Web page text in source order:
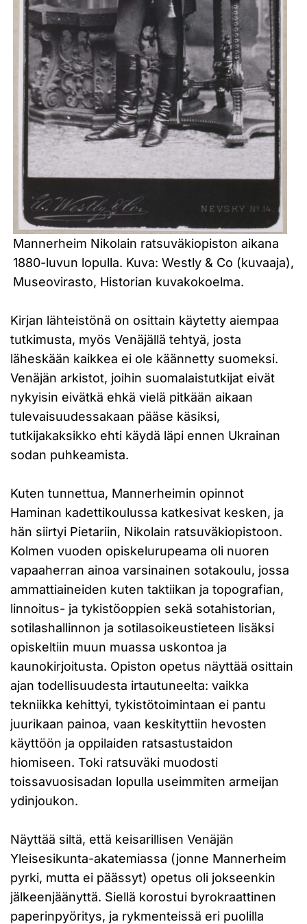
Mannerheim Nikolain ratsuväkiopiston aikana
1880-luvun lopulla. Kuva: Westly & Co (kuvaaja),
Museovirasto, Historian kuvakokoelma.
Kirjan lähteistönä on osittain käytetty aiempaa
tutkimusta, myös Venäjällä tehtyä, josta
läheskään kaikkea ei ole käännetty suomeksi.
Venäjän arkistot, joihin suomalaistutkijat eivät
nykyisin eivätkä ehkä vielä pitkään aikaan
tulevaisuudessakaan pääse käsiksi,
tutkijakaksikko ehti käydä läpi ennen Ukrainan
sodan puhkeamista.
Kuten tunnettua, Mannerheimin opinnot
Haminan kadettikoulussa katkesivat kesken, ja
hän siirtyi Pietariin, Nikolain ratsuväkiopistoon.
Kolmen vuoden opiskelurupeama oli nuoren
vapaaherran ainoa varsinainen sotakoulu, jossa
ammattiaineiden kuten taktiikan ja topografian,
linnoitus- ja tykistöoppien sekä sotahistorian,
sotilashallinnon ja sotilasoikeustieteen lisäksi
opiskeltiin muun muassa uskontoa ja
kaunokirjoitusta. Opiston opetus näyttää osittain
ajan todellisuudesta irtautuneelta: vaikka
tekniikka kehittyi, tykistötoimintaan ei pantu
juurikaan painoa, vaan keskityttiin hevosten
käyttöön ja oppilaiden ratsastustaidon
hiomiseen. Toki ratsuväki muodosti
toissavuosisadan lopulla useimmiten armeijan
ydinjoukon.
Näyttää siltä, että keisarillisen Venäjän
Yleisesikunta-akatemiassa (jonne Mannerheim
pyrki, mutta ei päässyt) opetus oli jokseenkin
jälkeenjäänyttä. Siellä korostui byrokraattinen
paperinpyöritys, ja rykmenteissä eri puolilla